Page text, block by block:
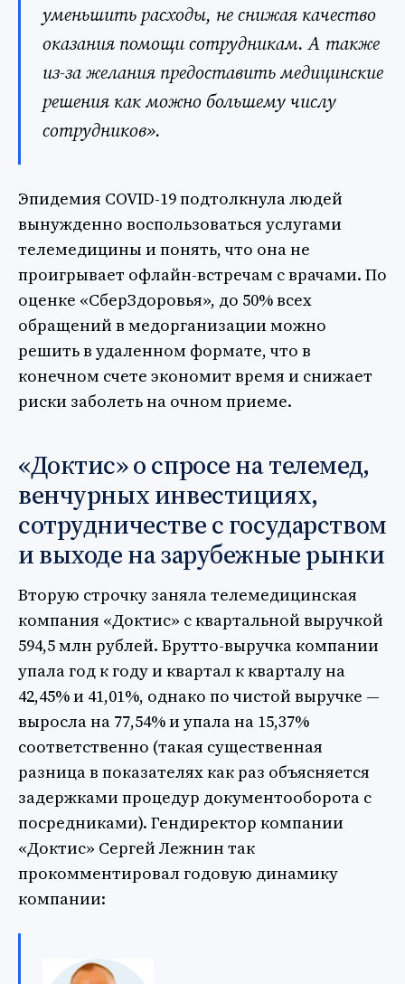
уменьшить расходы, не снижая качество
оказания помощи сотрудникам. А также
из-за желания предоставить медицинские
решения как можно большему числу
сотрудников».
Эпидемия COVID-19 подтолкнула людей
вынужденно воспользоваться услугами
телемедицины и понять, что она не
проигрывает офлайн-встречам с врачами. По
оценке «СберЗдоровья», до 50% всех
обращений в медорганизации можно
решить в удаленном формате, что в
конечном счете экономит время и снижает
риски заболеть на очном приеме.
«Доктис» о спросе на телемед,
венчурных инвестициях,
сотрудничестве с государством
и выходе на зарубежные рынки
Вторую строчку заняла телемедицинская
компания «Доктис» с квартальной выручкой
594,5 млн рублей. Брутто-выручка компании
упала год к году и квартал к кварталу на
42,45% и 41,01%, однако по чистой выручке —
выросла на 77,54% и упала на 15,37%
соответственно (такая существенная
разница в показателях как раз объясняется
задержками процедур документооборота с
посредниками). Гендиректор компании
«Доктис» Сергей Лежнин так
прокомментировал годовую динамику
компании: